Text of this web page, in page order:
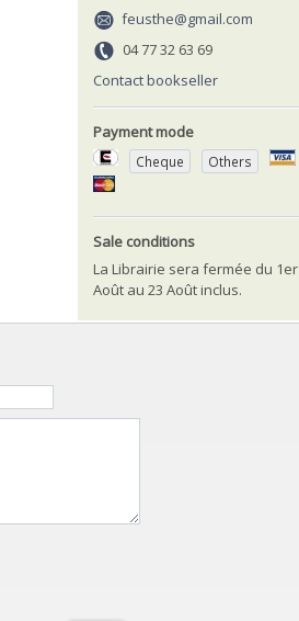
feusthe@gmail.com
04 77 32 63 69
Contact bookseller
Payment mode
Cheque Others
Sale conditions
La Librairie sera fermée du 1er
Août au 23 Août inclus.